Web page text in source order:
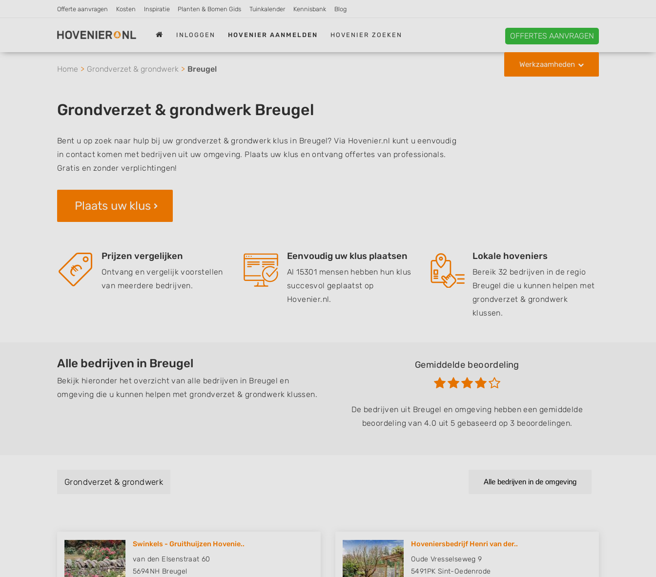
Offerte aanvragen Kosten Inspiratie Planten & Bomen Gids Tuinkalender Kennisbank Blog
INLOGGEN HOVENIER AANMELDEN HOVENIER ZOEKEN OFFERTES AANVRAGEN
Werkzaamheden
Home Grondverzet & grondwerk Breugel
Grondverzet & grondwerk Breugel
Bent u op zoek naar hulp bij uw grondverzet & grondwerk klus in Breugel? Via Hovenier.nl kunt u eenvoudig
in contact komen met bedrijven uit uw omgeving. Plaats uw klus en ontvang offertes van professionals.
Gratis en zonder verplichtingen!
Plaats uw klus
Prijzen vergelijken
Ontvang en vergelijk voorstellen
van meerdere bedrijven.
Eenvoudig uw klus plaatsen
Al 15301 mensen hebben hun klus
succesvol geplaatst op
Hovenier.nl.
Lokale hoveniers
Bereik 32 bedrijven in de regio
Breugel die u kunnen helpen met
grondverzet & grondwerk
klussen.
Alle bedrijven in Breugel
Bekijk hieronder het overzicht van alle bedrijven in Breugel en
omgeving die u kunnen helpen met grondverzet & grondwerk klussen.
Gemiddelde beoordeling
De bedrijven uit Breugel en omgeving hebben een gemiddelde
beoordeling van 4.0 uit 5 gebaseerd op 3 beoordelingen.
Grondverzet & grondwerk Alle bedrijven in de omgeving
Swinkels - Gruithuijzen Hovenie..
van den Elsenstraat 60
5694NH Breugel
Hoveniersbedrijf Henri van der..
Oude Vresselseweg 9
5491PK Sint-Oedenrode